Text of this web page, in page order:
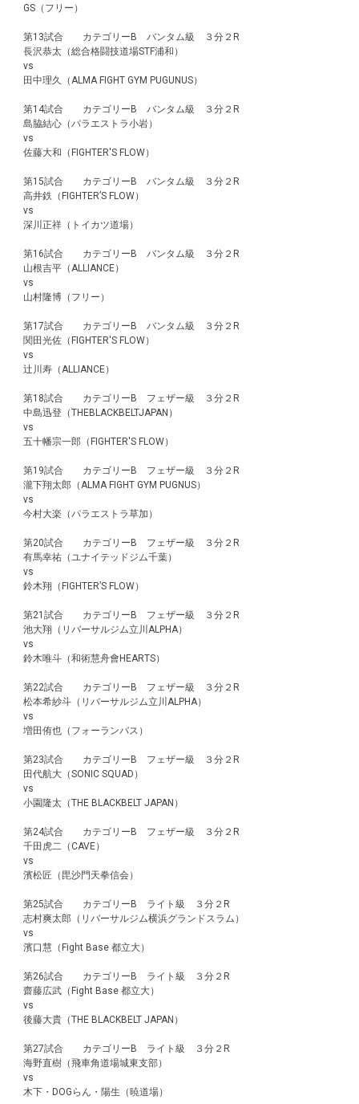
GS（フリー）
第13試合 カテゴリーB バンタム級 ３分２R
長沢恭太（総合格闘技道場STF浦和）
vs
田中理久（ALMA FIGHT GYM PUGUNUS）
第14試合 カテゴリーB バンタム級 ３分２R
島脇結心（パラエストラ小岩）
vs
佐藤大和（FIGHTER'S FLOW）
第15試合 カテゴリーB バンタム級 ３分２R
高井鉄（FIGHTER’S FLOW）
vs
深川正祥（トイカツ道場）
第16試合 カテゴリーB バンタム級 ３分２R
山根吉平（ALLIANCE）
vs
山村隆博（フリー）
第17試合 カテゴリーB バンタム級 ３分２R
関田光佐（FIGHTER'S FLOW）
vs
辻川寿（ALLIANCE）
第18試合 カテゴリーB フェザー級 ３分２R
中島迅登（THEBLACKBELTJAPAN）
vs
五十幡宗一郎（FIGHTER'S FLOW）
第19試合 カテゴリーB フェザー級 ３分２R
瀧下翔太郎（ALMA FIGHT GYM PUGNUS）
vs
今村大楽（パラエストラ草加）
第20試合 カテゴリーB フェザー級 ３分２R
有馬幸祐（ユナイテッドジム千葉）
vs
鈴木翔（FIGHTER’S FLOW）
第21試合 カテゴリーB フェザー級 ３分２R
池大翔（リバーサルジム立川ALPHA）
vs
鈴木唯斗（和術慧舟會HEARTS）
第22試合 カテゴリーB フェザー級 ３分２R
松本希紗斗（リバーサルジム立川ALPHA）
vs
増田侑也（フォーランバス）
第23試合 カテゴリーB フェザー級 ３分２R
田代航大（SONIC SQUAD）
vs
小園隆太（THE BLACKBELT JAPAN）
第24試合 カテゴリーB フェザー級 ３分２R
千田虎二（CAVE）
vs
濱松匠（毘沙門天拳信会）
第25試合 カテゴリーB ライト級 ３分２R
志村爽太郎（リバーサルジム横浜グランドスラム）
vs
濱口慧（Fight Base 都立大）
第26試合 カテゴリーB ライト級 ３分２R
齋藤広武（Fight Base 都立大）
vs
後藤大貴（THE BLACKBELT JAPAN）
第27試合 カテゴリーB ライト級 ３分２R
海野直樹（飛車角道場城東支部）
vs
木下・DOGらん・陽生（暁道場）